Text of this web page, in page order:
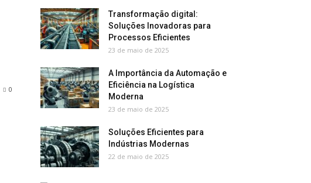
0
Transformação digital:
Soluções Inovadoras para
Processos Eficientes
23 de maio de 2025
A Importância da Automação e
Eficiência na Logística
Moderna
23 de maio de 2025
Soluções Eficientes para
Indústrias Modernas
22 de maio de 2025